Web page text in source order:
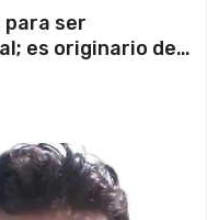
para ser
es originario de